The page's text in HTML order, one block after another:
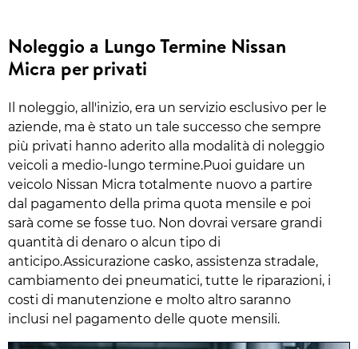
Noleggio a Lungo Termine Nissan
Micra per privati
Il noleggio, all'inizio, era un servizio esclusivo per le
aziende, ma è stato un tale successo che sempre
più privati hanno aderito alla modalità di noleggio
veicoli a medio-lungo termine.Puoi guidare un
veicolo Nissan Micra totalmente nuovo a partire
dal pagamento della prima quota mensile e poi
sarà come se fosse tuo. Non dovrai versare grandi
quantità di denaro o alcun tipo di
anticipo.Assicurazione casko, assistenza stradale,
cambiamento dei pneumatici, tutte le riparazioni, i
costi di manutenzione e molto altro saranno
inclusi nel pagamento delle quote mensili.